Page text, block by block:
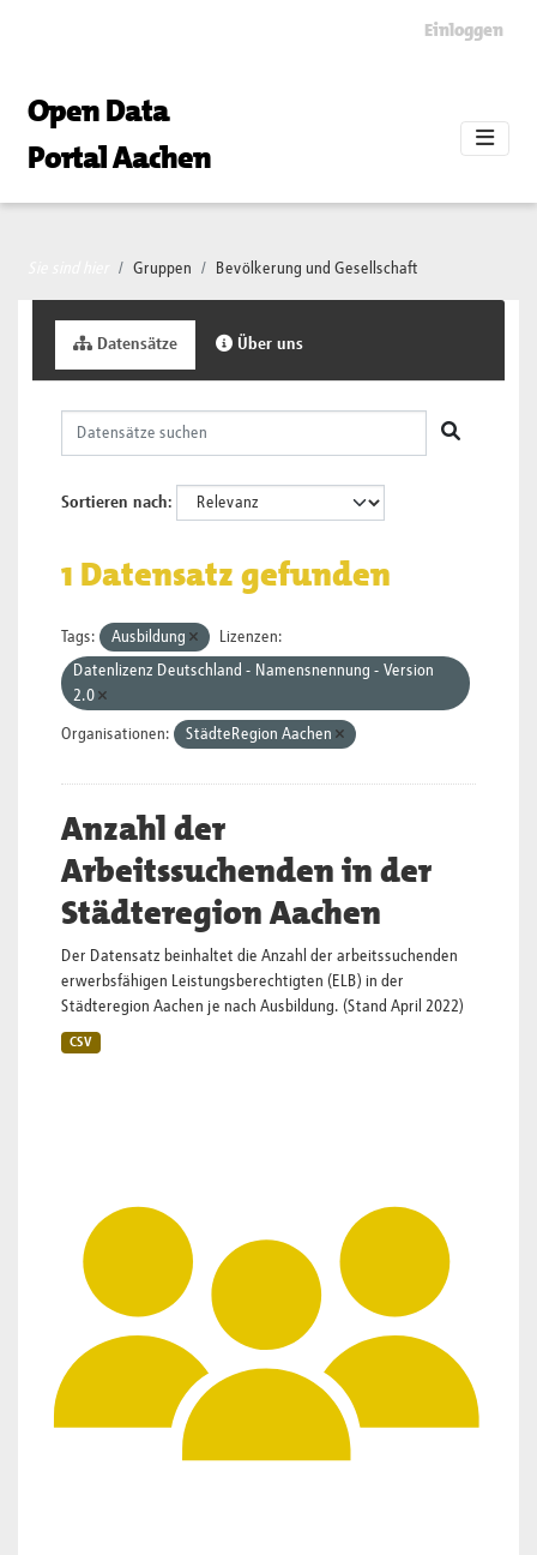
Einloggen
Open Data
Portal Aachen
Gruppen Bevölkerung und Gesellschaft
Datensätze Über uns
Sortieren nach
1 Datensatz gefunden
Tags: Ausbildung
Lizenzen:
Datenlizenz Deutschland - Namensnennung - Version
2.0
Organisationen: StädteRegion Aachen
Anzahl der
Arbeitssuchenden in der
Städteregion Aachen
Der Datensatz beinhaltet die Anzahl der arbeitssuchenden
erwerbsfähigen Leistungsberechtigten (ELB) in der
Städteregion Aachen je nach Ausbildung. (Stand April 2022)
CSV